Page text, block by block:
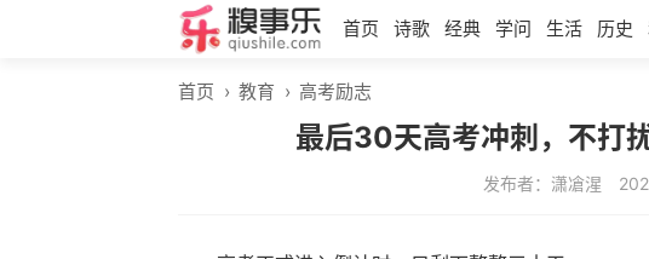
首页 诗歌 经典 学问 生活 历史
首页 › 教育 › 高考励志
最后30天高考冲刺，不打
发布者：潇凔湦